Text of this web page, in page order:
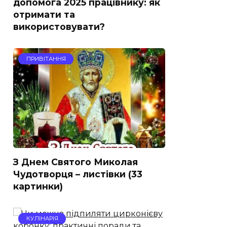
отримати та
використовувати?
ПРИВІТАННЯ
З Днем Святого Миколая
Чудотворця – листівки (33
картинки)
КУЛІНАРІЯ